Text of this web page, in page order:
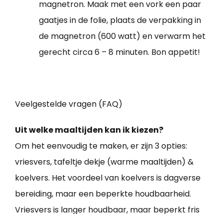
magnetron. Maak met een vork een paar
gaatjes in de folie, plaats de verpakking in
de magnetron (600 watt) en verwarm het
gerecht circa 6 – 8 minuten. Bon appetit!
Veelgestelde vragen (FAQ)
Uit welke maaltijden kan ik kiezen?
Om het eenvoudig te maken, er zijn 3 opties:
vriesvers, tafeltje dekje (warme maaltijden) &
koelvers. Het voordeel van koelvers is dagverse
bereiding, maar een beperkte houdbaarheid.
Vriesvers is langer houdbaar, maar beperkt fris